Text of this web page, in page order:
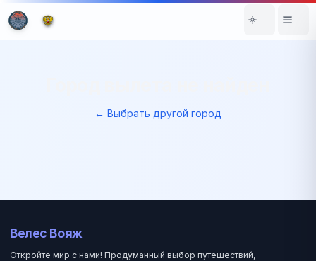
← Выбрать другой город
Велес Вояж
Откройте мир с нами! Продуманный выбор путешествий,